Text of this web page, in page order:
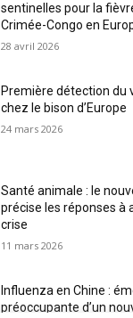
sentinelles pour la
Crimée-Congo en
28 avril 2026
Première détection du
chez le bison d’Europe
24 mars 2026
Santé animale : le
précise les réponses à
crise
11 mars 2026
Influenza en Chine :
préoccupante d’un